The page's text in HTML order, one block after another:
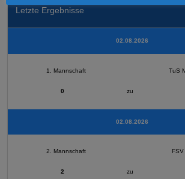
Letzte Ergebnisse
02.08.2026
1. Mannschaft TuS
0 zu
02.08.2026
2. Mannschaft FSV
2 zu